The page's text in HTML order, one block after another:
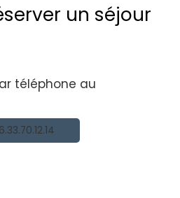
un séjour
téléphone au